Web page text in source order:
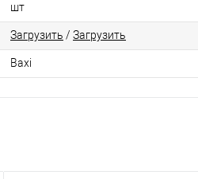
шт
Загрузить / Загрузить
Baxi